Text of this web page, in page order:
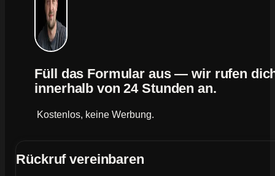
Rückruf vereinbaren
Füll das Formular aus — wir rufen
innerhalb von 24 Stunden an.
Kostenlos, keine Werbung.